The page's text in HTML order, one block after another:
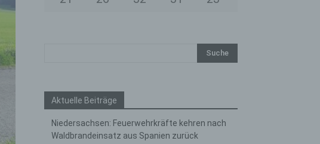
Aktuelle Beiträge
Niedersachsen: Feuerwehrkräfte kehren nach
Waldbrandeinsatz aus Spanien zurück